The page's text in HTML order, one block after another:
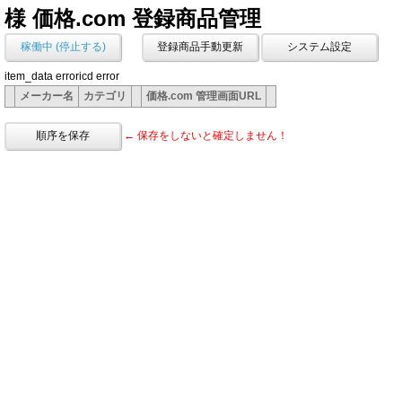
様 価格.com 登録商品管理
稼働中 (停止する) 登録商品手動更新 システム設定
item_data erroricd error
メーカー名
カテゴリ 価格.com 管理画面URL
順序を保存 ← 保存をしないと確定しません！